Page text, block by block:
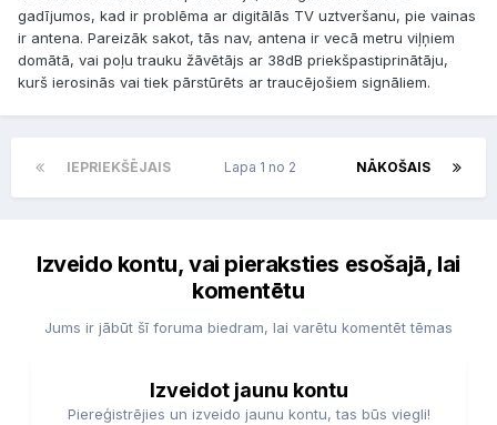
gadījumos, kad ir problēma ar digitālās TV uztveršanu, pie vainas
ir antena. Pareizāk sakot, tās nav, antena ir vecā metru viļņiem
domātā, vai poļu trauku žāvētājs ar 38dB priekšpastiprinātāju,
kurš ierosinās vai tiek pārstūrēts ar traucējošiem signāliem.
IEPRIEKŠĒJAIS NĀKOŠAIS
Lapa 1 no 2
Izveido kontu, vai pieraksties esošajā, lai
komentētu
Jums ir jābūt šī foruma biedram, lai varētu komentēt tēmas
Izveidot jaunu kontu
Piereģistrējies un izveido jaunu kontu, tas būs viegli!